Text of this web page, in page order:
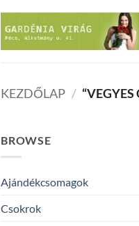
KEZDŐLAP /
BROWSE
Ajándékcsomagok
Csokrok